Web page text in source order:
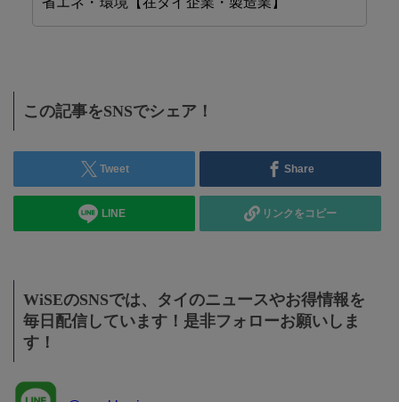
この記事をSNSでシェア！
Tweet Share
LINE リンクをコピー
WiSEのSNSでは、タイのニュースやお得情報を
毎日配信しています！是非フォローお願いしま
す！